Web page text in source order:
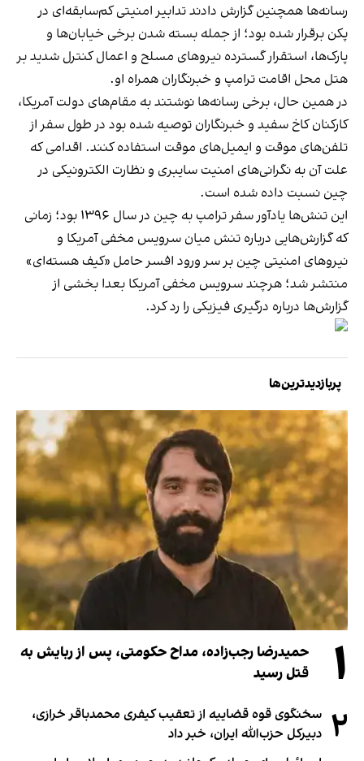
رسانه‌ها همچنین گزارش دادند تدابیر امنیتی کم‌سابقه‌ای در
پکن برقرار شده بود؛ از جمله بسته شدن برخی خیابان‌ها و
پارک‌ها، استقرار گسترده نیروهای مسلح و اعمال کنترل شدید بر
هتل محل اقامت ترامپ و خبرنگاران همراه او.
در همین حال، برخی رسانه‌ها نوشتند به مقام‌های دولت آمریکا،
کارکنان کاخ سفید و خبرنگاران توصیه شده بود در طول سفر از
تلفن‌های موقت و ایمیل‌های موقت استفاده کنند. اقدامی که
علت آن به نگرانی‌های امنیت سایبری و نظارت الکترونیکی در
چین نسبت داده شده است.
این تنش‌ها یادآور سفر ترامپ به چین در سال ۱۳۹۶ بود؛ زمانی
که گزارش‌هایی درباره تنش میان سرویس مخفی آمریکا و
نیروهای امنیتی چین بر سر ورود افسر حامل «کیف هسته‌ای»
منتشر شد؛ هرچند سرویس مخفی آمریکا بعدا بخشی از
گزارش‌ها درباره درگیری فیزیکی را رد کرد.
پربازدیدترین‌ها
۱
حمیدرضا رجب‌زاده، مداح حکومتی، پس از ربایش به
قتل رسید
۲ سخنگوی قوه قضاییه از تعقیب کیفری محمدباقر خرازی،
دبیر‌کل حزب‌الله ایران، خبر داد